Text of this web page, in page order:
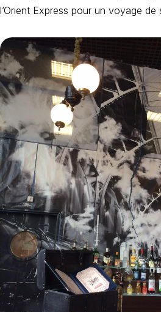
l’Orient Express pour un voyage de